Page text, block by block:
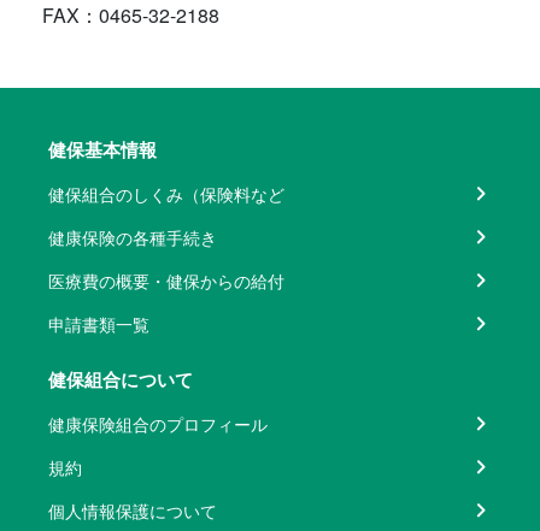
FAX：0465-32-2188
健保基本情報
健保組合のしくみ（保険料など
健康保険の各種手続き
医療費の概要・健保からの給付
申請書類一覧
健保組合について
健康保険組合のプロフィール
規約
個人情報保護について